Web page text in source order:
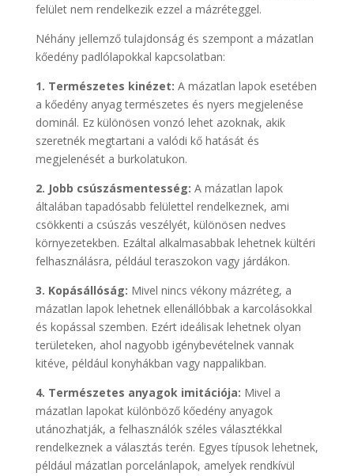
felület nem rendelkezik ezzel a mázréteggel.
Néhány jellemző tulajdonság és szempont a mázatlan
kőedény padlólapokkal kapcsolatban:
1. Természetes kinézet: A mázatlan lapok esetében
a kőedény anyag természetes és nyers megjelenése
dominál. Ez különösen vonzó lehet azoknak, akik
szeretnék megtartani a valódi kő hatását és
megjelenését a burkolatukon.
2. Jobb csúszásmentesség: A mázatlan lapok
általában tapadósabb felülettel rendelkeznek, ami
csökkenti a csúszás veszélyét, különösen nedves
környezetekben. Ezáltal alkalmasabbak lehetnek kültéri
felhasználásra, például teraszokon vagy járdákon.
3. Kopásállóság: Mivel nincs vékony mázréteg, a
mázatlan lapok lehetnek ellenállóbbak a karcolásokkal
és kopással szemben. Ezért ideálisak lehetnek olyan
területeken, ahol nagyobb igénybevételnek vannak
kitéve, például konyhákban vagy nappalikban.
4. Természetes anyagok imitációja: Mivel a
mázatlan lapokat különböző kőedény anyagok
utánozhatják, a felhasználók széles választékkal
rendelkeznek a választás terén. Egyes típusok lehetnek,
például mázatlan porcelánlapok, amelyek rendkívül